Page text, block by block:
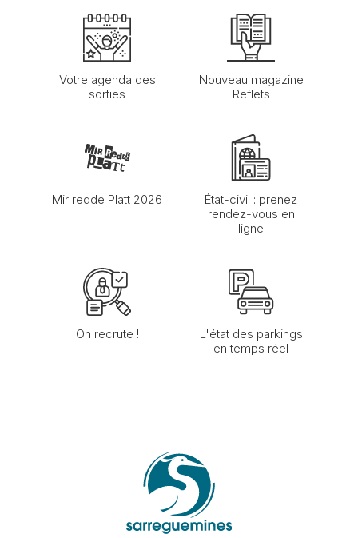
Votre agenda des
sorties
Nouveau magazine
Reflets
Mir redde Platt 2026
État-civil : prenez
rendez-vous en
ligne
On recrute !
L'état des parkings
en temps réel